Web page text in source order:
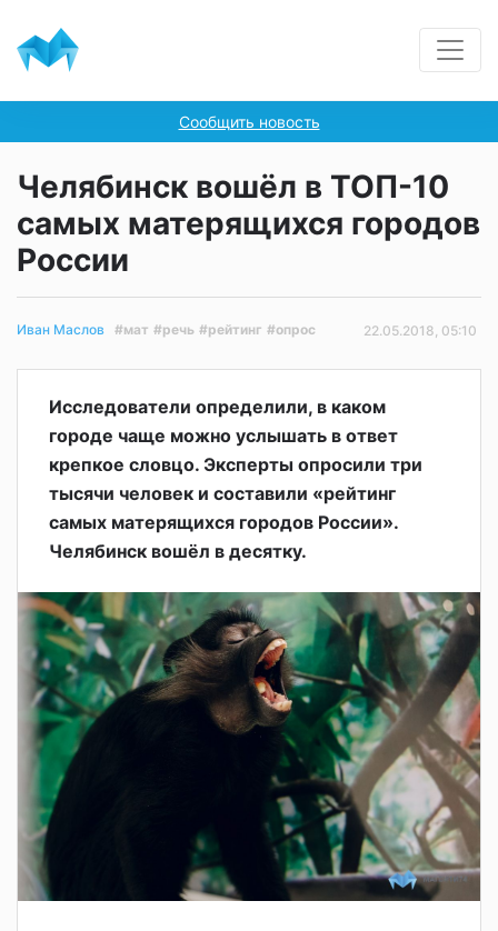
Сообщить новость
Челябинск вошёл в ТОП-10
самых матерящихся городов
России
Иван Маслов #мат #речь #рейтинг #опрос 22.05.2018, 05:10
Исследователи определили, в каком
городе чаще можно услышать в ответ
крепкое словцо. Эксперты опросили три
тысячи человек и составили «рейтинг
самых матерящихся городов России».
Челябинск вошёл в десятку.